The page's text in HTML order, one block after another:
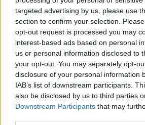
targeted advertising by us, please use
section to confirm your selection.
opt-out request is processed you may
interest-based ads based on personal
us or personal information disclosed to
your opt-out. You may separately opt-
disclosure of your personal information
IAB’s list of downstream participants.
also be disclosed by us to third parties
Downstream Participants that may
ΔΙΑΒΑΣΤΕ ΕΠΙΣΗΣ
Πολιτική|20.08.2025 12:55
Μαρινάκης: «Δεν θα
στρατεύματα στην
είπε για ΔΕΘ,
πυρκαγιές